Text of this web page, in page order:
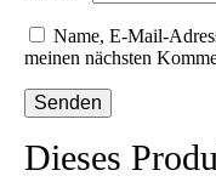
Name, E-Mail-
meinen nächsten
Dieses